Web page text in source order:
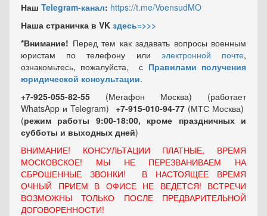
Наш Telegram-канал: https://t.me/VoensudMO
Наша страничка в VK здесь=>>>
*Внимание! Перед тем как задавать вопросы военным
юристам по телефону или электронной почте,
ознакомьтесь, пожалуйста, с Правилами получения
юридической консультации.
+7-925-055-82-55 (Мегафон Москва) (работает
WhatsApp и Telegram) +7-915-010-94-77 (МТС Москва)
(режим работы 9:00-18:00, кроме праздничных и
субботы и выходных дней)
ВНИМАНИЕ! КОНСУЛЬТАЦИИ ПЛАТНЫЕ, ВРЕМЯ
МОСКОВСКОЕ! МЫ НЕ ПЕРЕЗВАНИВАЕМ НА
СБРОШЕННЫЕ ЗВОНКИ! В НАСТОЯЩЕЕ ВРЕМЯ
ОЧНЫЙ ПРИЕМ В ОФИСЕ НЕ ВЕДЕТСЯ! ВСТРЕЧИ
ВОЗМОЖНЫ ТОЛЬКО ПОСЛЕ ПРЕДВАРИТЕЛЬНОЙ
ДОГОВОРЕННОСТИ!